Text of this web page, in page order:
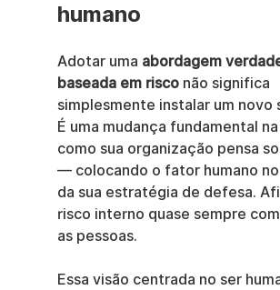
humano
Adotar uma abordagem
baseada em risco não significa
simplesmente instalar um novo
É uma mudança fundamental
como sua organização pensa
— colocando o fator humano
da sua estratégia de defesa.
risco interno quase sempre
as pessoas.
Essa visão centrada no ser